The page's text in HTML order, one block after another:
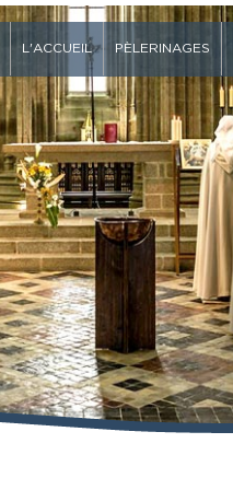
L'ACCUEIL PÈLERINAGES